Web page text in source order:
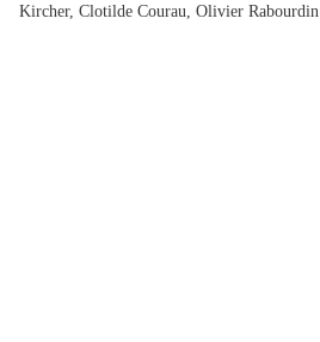
Kircher, Clotilde Courau, Olivier Rabourdin